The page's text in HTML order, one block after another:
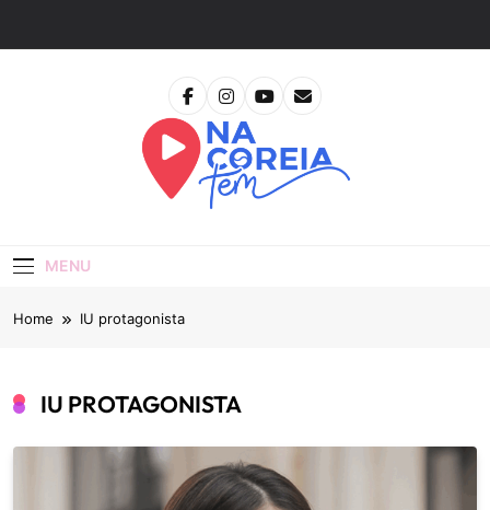
MENU
Home IU protagonista
IU PROTAGONISTA